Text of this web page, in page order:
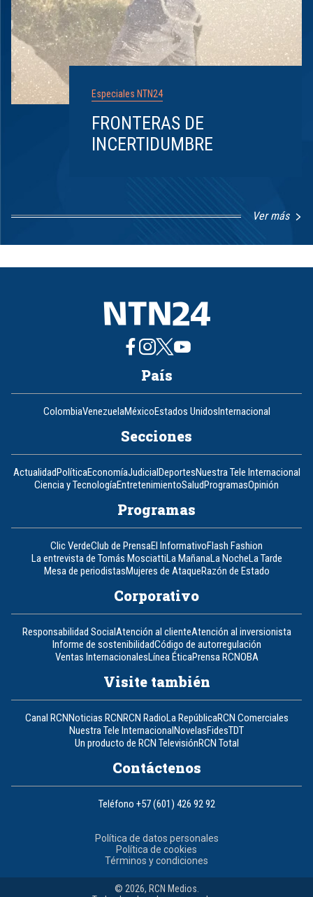
Especiales NTN24
FRONTERAS DE
INCERTIDUMBRE
Ver más
1
8
País
ColombiaVenezuelaMéxicoEstados UnidosInternacional
Secciones
ActualidadPolíticaEconomíaJudicialDeportesNuestra Tele Internacional
Ciencia y TecnologíaEntretenimientoSaludProgramasOpinión
Programas
Clic VerdeClub de PrensaEl InformativoFlash Fashion
La entrevista de Tomás MosciattiLa MañanaLa NocheLa Tarde
Mesa de periodistasMujeres de AtaqueRazón de Estado
Corporativo
Responsabilidad SocialAtención al clienteAtención al inversionista
Informe de sostenibilidadCódigo de autorregulación
Ventas InternacionalesLínea ÉticaPrensa RCNOBA
Visite también
Canal RCNNoticias RCNRCN RadioLa RepúblicaRCN Comerciales
Nuestra Tele InternacionalNovelasFidesTDT
Un producto de RCN TelevisiónRCN Total
Contáctenos
Teléfono +57 (601) 426 92 92
Política de datos personales
Política de cookies
Términos y condiciones
© 2026, RCN Medios.